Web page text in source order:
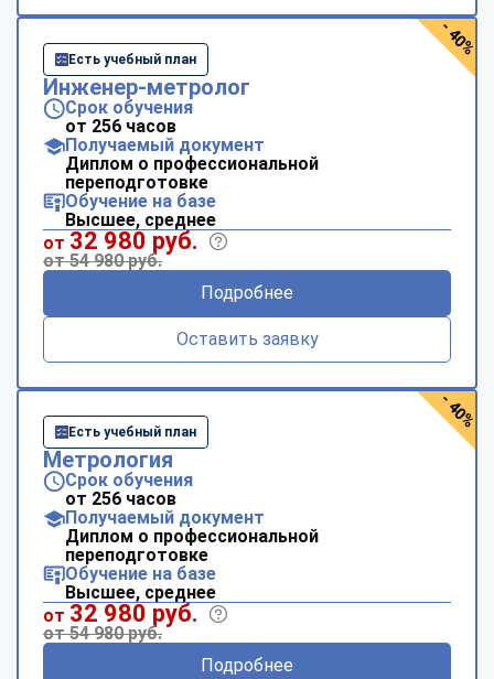
Есть учебный план
Инженер-метролог
Срок обучения
от 256 часов
Получаемый документ
Диплом о профессиональной
переподготовке
Обучение на базе
Высшее, среднее
от 32 980 руб.
от 54 980 руб.
Подробнее
Оставить заявку
- 40%
Есть учебный план
Метрология
Срок обучения
от 256 часов
Получаемый документ
Диплом о профессиональной
переподготовке
Обучение на базе
Высшее, среднее
от 32 980 руб.
от 54 980 руб.
Подробнее
- 40%